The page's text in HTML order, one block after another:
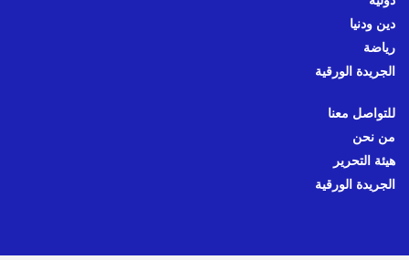
دين ودنيا
رياضة
الجريدة الورقية
للتواصل معنا
من نحن
هيئة التحرير
الجريدة الورقية